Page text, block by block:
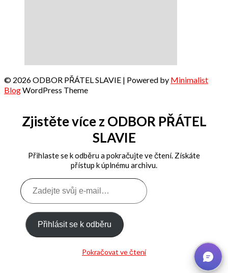
© 2026 ODBOR PŘÁTEL SLAVIE | Powered by Minimalist
BlogWordPress Theme
Zjistěte více z ODBOR PŘÁTEL
SLAVIE
Přihlaste se k odběru a pokračujte ve čtení. Získáte
přístup k úplnému archivu.
Zadejte
svůj
e-
mail…
Přihlásit se k odběru
Pokračovat ve čtení